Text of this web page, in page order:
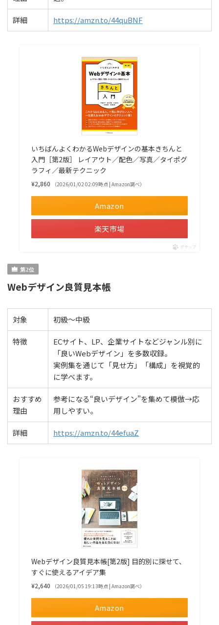
詳細 https://amzn.to/44quBNF
いちばんよくわかるWebデザインの基本きちんと
入門［第2版］ レイアウト／配色／写真／タイポグ
ラフィ／最新テクニック
¥2,860 （2026/01/02 02:09時点 | Amazon調べ）
Amazon
楽天市場
ポチップ
Webデザイン良質見本帳
対象 初級〜中級
特徴
ECサイト、LP、企業サイトなどジャンル別に
「良いWebデザイン」を多数収録。
実例集を通じて「見せ方」「構成」を視覚的
に学べます。
おすすめ
理由
参考になる“良いデザイン”を集めて模倣→応
用しやすい。
詳細 https://amzn.to/44efuaZ
Webデザイン良質見本帳[第2版] 目的別に探せて、
すぐに使えるアイデア集
¥2,640 （2026/01/05 19:13時点 | Amazon調べ）
Amazon